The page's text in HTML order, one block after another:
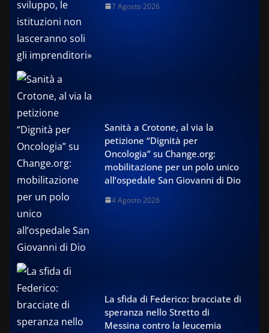
7 Agosto 2026
Sanità a Crotone, al via la
petizione “Dignità per
Oncologia” su Change.org:
mobilitazione per un polo unico
all’ospedale San Giovanni di Dio
4 Agosto 2026
La sfida di Federico: bracciate di
speranza nello Stretto di
Messina contro la leucemia